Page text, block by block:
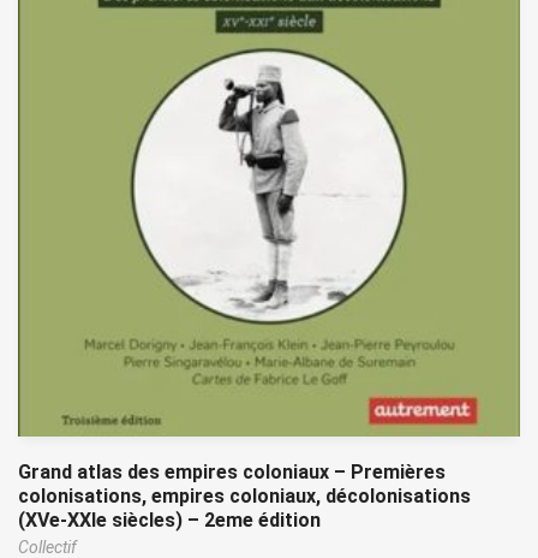
Grand atlas des empires coloniaux – Premières
colonisations, empires coloniaux, décolonisations
(XVe-XXIe siècles) – 2eme édition
Collectif